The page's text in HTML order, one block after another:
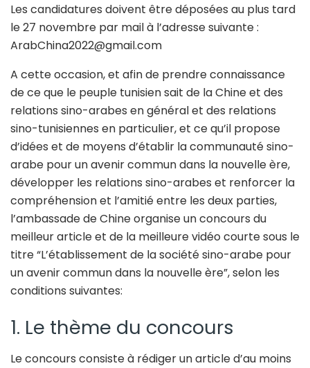
Les candidatures doivent être déposées au plus tard
le 27 novembre par mail à l’adresse suivante :
ArabChina2022@gmail.com
A cette occasion, et afin de prendre connaissance
de ce que le peuple tunisien sait de la Chine et des
relations sino-arabes en général et des relations
sino-tunisiennes en particulier, et ce qu’il propose
d’idées et de moyens d’établir la communauté sino-
arabe pour un avenir commun dans la nouvelle ère,
développer les relations sino-arabes et renforcer la
compréhension et l’amitié entre les deux parties,
l’ambassade de Chine organise un concours du
meilleur article et de la meilleure vidéo courte sous le
titre “L’établissement de la société sino-arabe pour
un avenir commun dans la nouvelle ère”, selon les
conditions suivantes:
1. Le thème du concours
Le concours consiste à rédiger un article d’au moins